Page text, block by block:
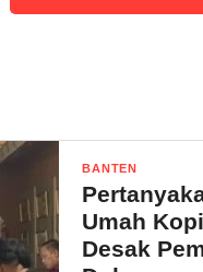
BANTEN
Umah
Desak